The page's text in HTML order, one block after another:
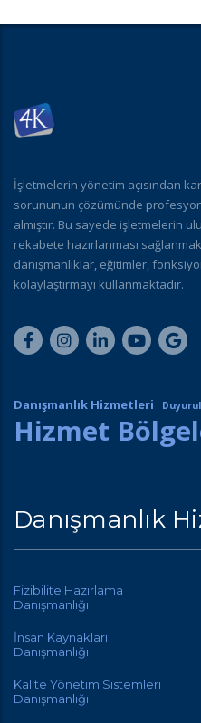
İşletmelerin yönetim açısından
sorununun çözümünde
almıştır. Bu sayede işletmelerin
rekabete hazırlanması
danışmanlıklar, eğitimler,
kolaylaştırmayı kullanmaktadır.
Danışmanlık Hizmetleri
Hizmet
Danışmanlık
Fizibilite Hazırlama
Danışmanlığı
İnsan Kaynakları
Danışmanlığı
Kalite Yönetim Sistemleri
Danışmanlığı